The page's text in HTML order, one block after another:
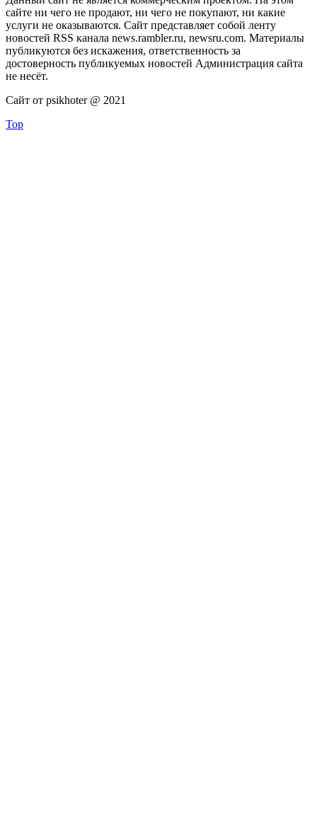
сайте ни чего не продают, ни чего не покупают, ни какие
услуги не оказываются. Сайт представляет собой ленту
новостей RSS канала news.rambler.ru, newsru.com. Материалы
публикуются без искажения, ответственность за
достоверность публикуемых новостей Администрация сайта
не несёт.
Сайт от psikhoter @ 2021
Top